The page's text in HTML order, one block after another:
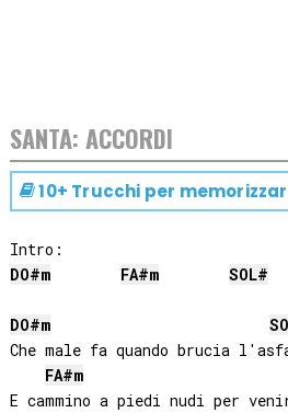
SANTA: ACCORDI
10+ Trucchi per
DO#m FA#m SOL#
DO#m
Che male fa quando brucia
FA#m
E cammino a piedi nudi per